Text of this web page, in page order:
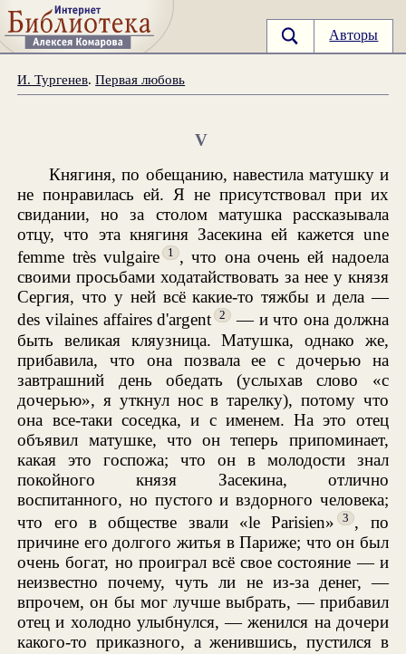
Авторы
И. Тургенев.Первая любовь
V
Княгиня, по обещанию, навестила матушку и
не понравилась ей. Я не присутствовал при их
свидании, но за столом матушка рассказывала
отцу, что эта княгиня Засекина ей кажется une
femme très vulgaire
1
, что она очень ей надоела
своими просьбами ходатайствовать за нее у князя
Сергия, что у ней всё какие-то тяжбы и дела —
des vilaines affaires d'argent
2
— и что она должна
быть великая кляузница. Матушка, однако же,
прибавила, что она позвала ее с дочерью на
завтрашний день обедать (услыхав слово «с
дочерью», я уткнул нос в тарелку), потому что
она все-таки соседка, и с именем. На это отец
объявил матушке, что он теперь припоминает,
какая это госпожа; что он в молодости знал
покойного князя Засекина, отлично
воспитанного, но пустого и вздорного человека;
что его в обществе звали «le Parisien»
3 , по
причине его долгого житья в Париже; что он был
очень богат, но проиграл всё свое состояние — и
неизвестно почему, чуть ли не из-за денег, —
впрочем, он бы мог лучше выбрать, — прибавил
отец и холодно улыбнулся, — женился на дочери
какого-то приказного, а женившись, пустился в